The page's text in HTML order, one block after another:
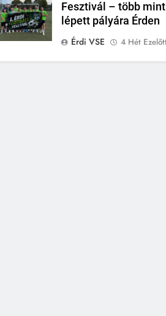
Fesztivál – több
lépett pályára Érden
Érdi VSE
4 Hét